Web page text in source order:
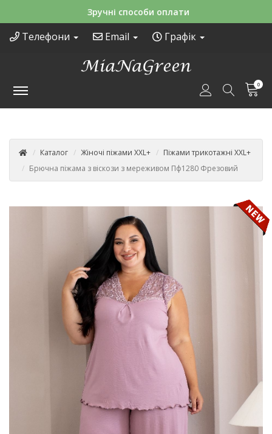
Зручні способи оплати
Телефони Email Графік
0
Каталог Жіночі піжами XXL+
Піжами трикотажні XXL+
Брючна піжама з віскози з мереживом Пф1280 Фрезовий